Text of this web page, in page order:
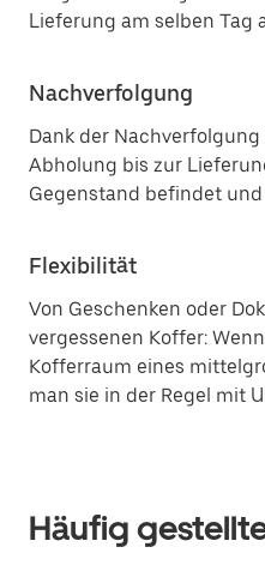
Lieferung am selben Tag
Nachverfolgung
Dank der
Abholung bis zur
Gegenstand befindet
Flexibilität
Von Geschenken oder
vergessenen Koffer:
Kofferraum eines
man sie in der Regel mit
Häufig